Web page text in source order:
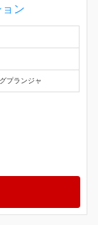
ン
プランジャ